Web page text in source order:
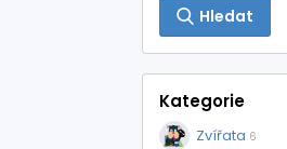
Hledat
Kategorie
Zvířata 6